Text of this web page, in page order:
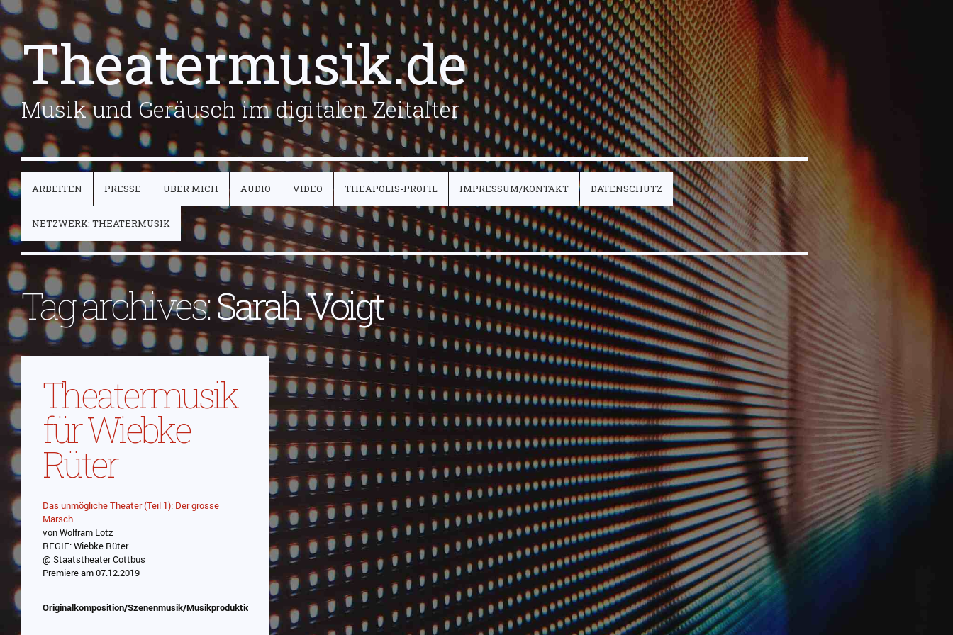
Theatermusik.de
Musik und Geräusch im digitalen Zeitalter
ARBEITEN PRESSE ÜBER MICH AUDIO VIDEO THEAPOLIS-PROFIL IMPRESSUM/KONTAKT DATENSCHUTZ
NETZWERK: THEATERMUSIK
Tag archives:Sarah Voigt
Theatermusik
für Wiebke
Rüter
Das unmögliche Theater (Teil 1): Der grosse
Marsch
von Wolfram Lotz
REGIE: Wiebke Rüter
@ Staatstheater Cottbus
Premiere am 07.12.2019
Originalkomposition/Szenenmusik/Musikproduktion